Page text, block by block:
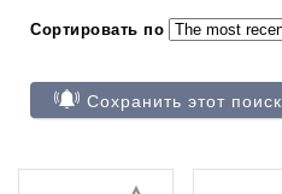
Сортировать по
Сохранить этот поиск